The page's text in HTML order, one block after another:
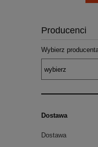
Producenci
Wybierz
Dostawa
Dostawa